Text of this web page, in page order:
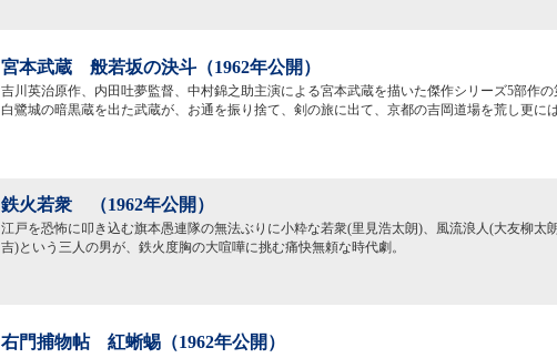
宮本武蔵 般若坂の決斗（1962年公開）
吉川英治原作、内田吐夢監督、中村錦之助主演による宮本武蔵を描いた傑作シリーズ5部作の
白鷺城の暗黒蔵を出た武蔵が、お通を振り捨て、剣の旅に出て、京都の吉岡道場を荒し更に
鉄火若衆 （1962年公開）
江戸を恐怖に叩き込む旗本愚連隊の無法ぶりに小粋な若衆(里見浩太朗)、風流浪人(大友柳太
吉)という三人の男が、鉄火度胸の大喧嘩に挑む痛快無頼な時代劇。
右門捕物帖 紅蜥蜴（1962年公開）